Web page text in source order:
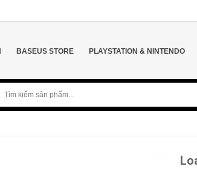
BASEUS STORE PLAYSTATION & NINTENDO